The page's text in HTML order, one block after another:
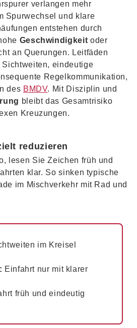
verlangen mehr
Spurwechsel und klare
entstehen durch
Geschwindigkeit oder
an Querungen. Leitfäden
eindeutige
Regelkommunikation,
des BMDV. Mit Disziplin und
bleibt das Gesamtrisiko
Kreuzungen.
reduzieren
lesen Sie Zeichen früh und
klar. So sinken typische
im Mischverkehr mit Rad und
im Kreisel
Einfahrt nur mit klarer
früh und eindeutig